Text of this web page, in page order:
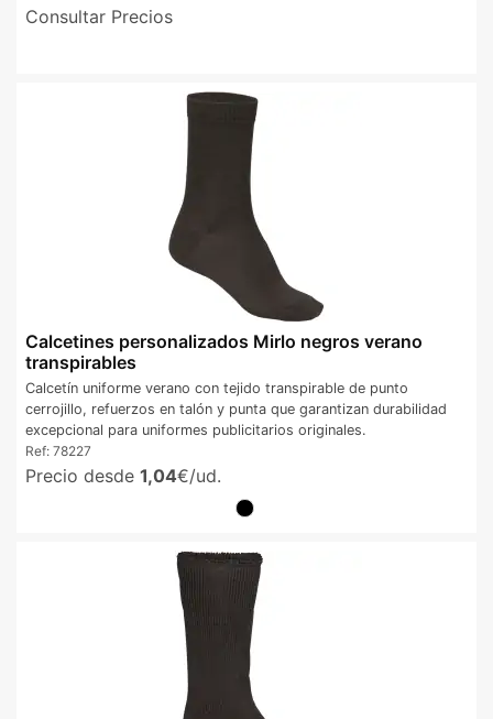
Consultar Precios
Calcetines personalizados Mirlo negros verano
transpirables
Calcetín uniforme verano con tejido transpirable de punto
cerrojillo, refuerzos en talón y punta que garantizan durabilidad
excepcional para uniformes publicitarios originales.
Ref: 78227
Precio desde 1,04€/ud.